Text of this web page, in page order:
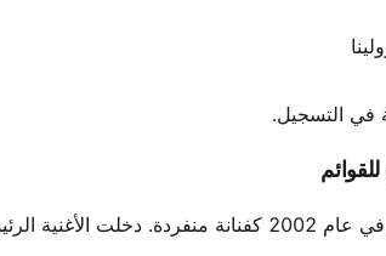
في التسجيل.